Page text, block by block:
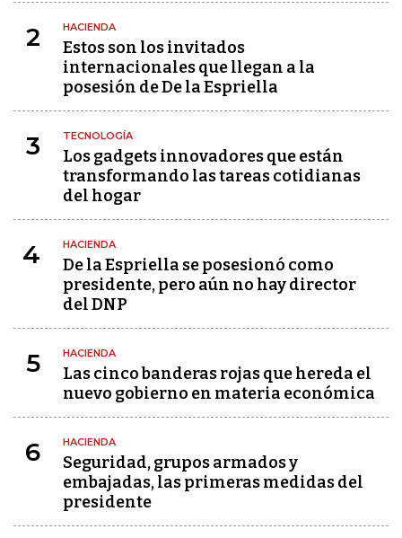
2 HACIENDA
Estos son los invitados
internacionales que llegan a la
posesión de De la Espriella
3 TECNOLOGÍA
Los gadgets innovadores que están
transformando las tareas cotidianas
del hogar
4 HACIENDA
De la Espriella se posesionó como
presidente, pero aún no hay director
del DNP
5 HACIENDA
Las cinco banderas rojas que hereda el
nuevo gobierno en materia económica
6 HACIENDA
Seguridad, grupos armados y
embajadas, las primeras medidas del
presidente